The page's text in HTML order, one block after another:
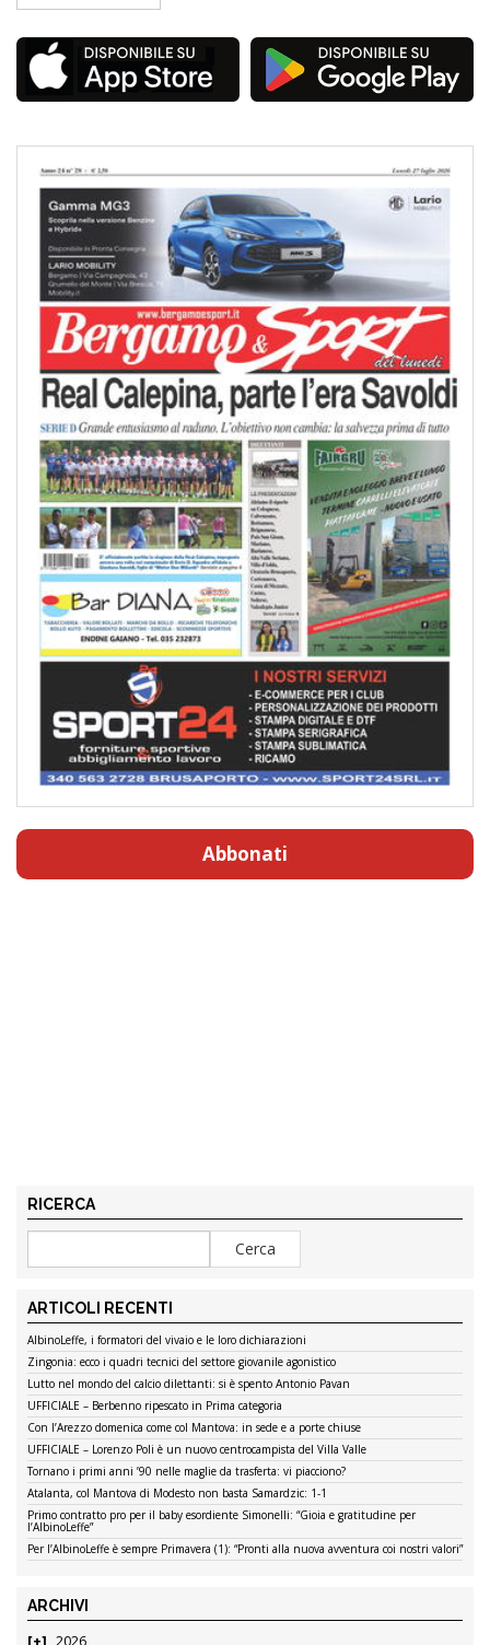
Abbonati
RICERCA
ARTICOLI RECENTI
AlbinoLeffe, i formatori del vivaio e le loro dichiarazioni
Zingonia: ecco i quadri tecnici del settore giovanile agonistico
Lutto nel mondo del calcio dilettanti: si è spento Antonio Pavan
UFFICIALE – Berbenno ripescato in Prima categoria
Con l’Arezzo domenica come col Mantova: in sede e a porte chiuse
UFFICIALE – Lorenzo Poli è un nuovo centrocampista del Villa Valle
Tornano i primi anni ’90 nelle maglie da trasferta: vi piacciono?
Atalanta, col Mantova di Modesto non basta Samardzic: 1-1
Primo contratto pro per il baby esordiente Simonelli: “Gioia e gratitudine per
l’AlbinoLeffe”
Per l’AlbinoLeffe è sempre Primavera (1): “Pronti alla nuova avventura coi nostri valori”
ARCHIVI